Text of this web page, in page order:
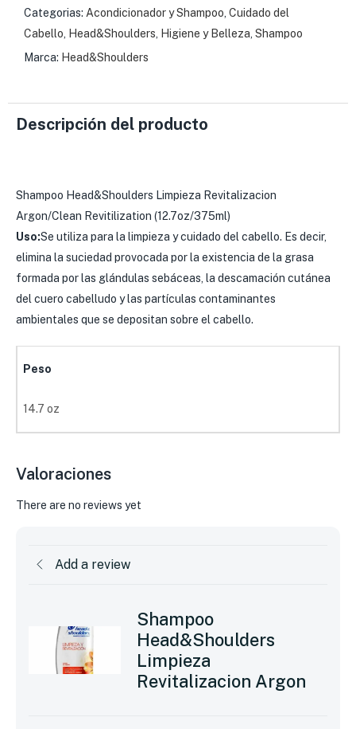
Categorias: Acondicionador y Shampoo, Cuidado del
Cabello, Head&Shoulders, Higiene y Belleza, Shampoo
Marca: Head&Shoulders
Descripción del producto
Shampoo Head&Shoulders Limpieza Revitalizacion
Argon/Clean Revitilization (12.7oz/375ml)
Uso:Se utiliza para la limpieza y cuidado del cabello. Es decir,
elimina la suciedad provocada por la existencia de la grasa
formada por las glándulas sebáceas, la descamación cutánea
del cuero cabelludo y las partículas contaminantes
ambientales que se depositan sobre el cabello.
Peso
14.7 oz
Valoraciones
There are no reviews yet
Add a review
Shampoo
Head&Shoulders
Limpieza
Revitalizacion Argon